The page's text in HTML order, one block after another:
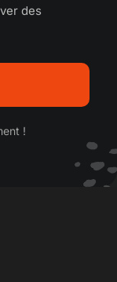
des
!